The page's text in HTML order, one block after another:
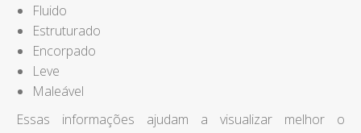
Fluido
Estruturado
Encorpado
Leve
Maleável
Essas informações ajudam a visualizar melhor o